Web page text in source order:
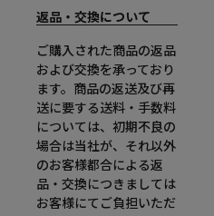
返品・交換について
ご購入された商品の返品
および交換を承っており
ます。商品の返送及び再
送に要する送料・手数料
については、初期不良の
場合は当社が、それ以外
のお客様都合による返
品・交換につきましては
お客様にてご負担いただ